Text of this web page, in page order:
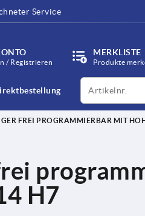
Service
/ Registrieren
MERKLISTE
Produkte
productCode
FREI PROGRAMMIERBAR MIT
H7